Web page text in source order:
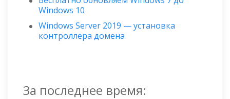
Windows 10
Windows Server 2019 — установка
контроллера домена
За последнее время: